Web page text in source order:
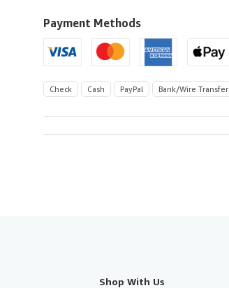
U.S.A.
Payment Methods
Check Cash PayPal Bank/Wire Transfer
Shop With Us